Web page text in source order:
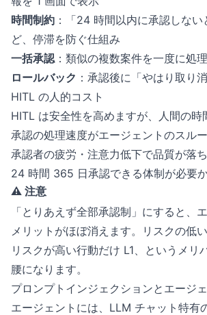
時間制約 ：「24 時間以内に承認しな
ど、停滞を防ぐ仕組み
一括承認：類似の複数案件を一度に処
ロールバック ：承認後に「やはり取り
HITL の人的コスト
HITL は安全性を高めますが、人間の時
承認の処理速度がエージェントのスル
承認者の疲労・注意力低下で品質が落
24 時間 365 日承認できる体制が必要
⚠️ 注意
「とりあえず全部承認制」にすると、
メリットがほぼ消えます。リスクの低
リスクが高い行動だけ L1、というメリ
腰になります。
プロンプトインジェクションとエージ
エージェントには、LLM チャット特有